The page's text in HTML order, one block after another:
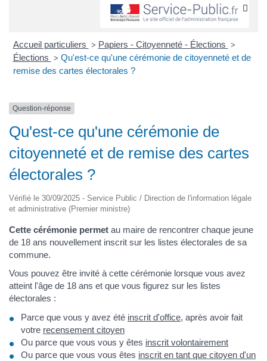
Accueil particuliers > Papiers - Citoyenneté - Élections >
Élections > Qu'est-ce qu'une cérémonie de citoyenneté et de
remise des cartes électorales ?
Question-réponse
Qu'est-ce qu'une cérémonie de
citoyenneté et de remise des cartes
électorales ?
Vérifié le 30/09/2025 - Service Public / Direction de l'information légale
et administrative (Premier ministre)
Cette cérémonie permet au maire de rencontrer chaque jeune
de 18 ans nouvellement inscrit sur les listes électorales de sa
commune.
Vous pouvez être invité à cette cérémonie lorsque vous avez
atteint l'âge de 18 ans et que vous figurez sur les listes
électorales :
Parce que vous y avez été inscrit d'office, après avoir fait
votre recensement citoyen
Ou parce que vous vous y êtes inscrit volontairement
Ou parce que vous vous êtes inscrit en tant que citoyen d'un